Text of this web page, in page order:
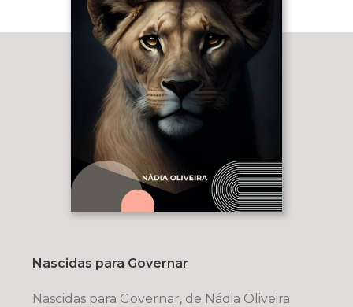
Nascidas para Governar
Nascidas para Governar, de Nádia Oliveira